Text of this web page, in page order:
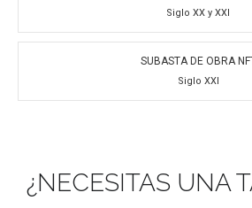
Siglo XX y XXI
SUBASTA DE OBRA
Siglo XXI
¿NECESITAS UNA